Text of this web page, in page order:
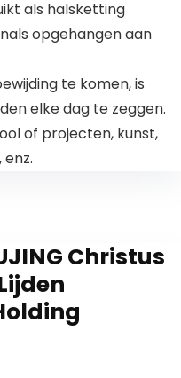
als halsketting
opgehangen aan
te komen, is
elke dag te zeggen.
of projecten, kunst,
Christus